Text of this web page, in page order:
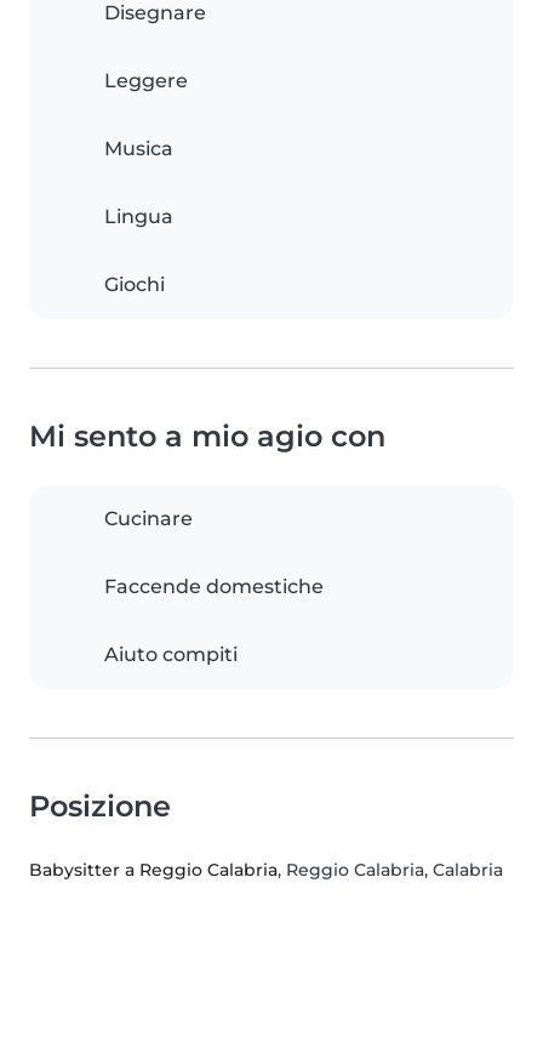
Disegnare
Leggere
Musica
Lingua
Giochi
Mi sento a mio agio con
Cucinare
Faccende domestiche
Aiuto compiti
Posizione
Babysitter a Reggio Calabria, Reggio Calabria, Calabria